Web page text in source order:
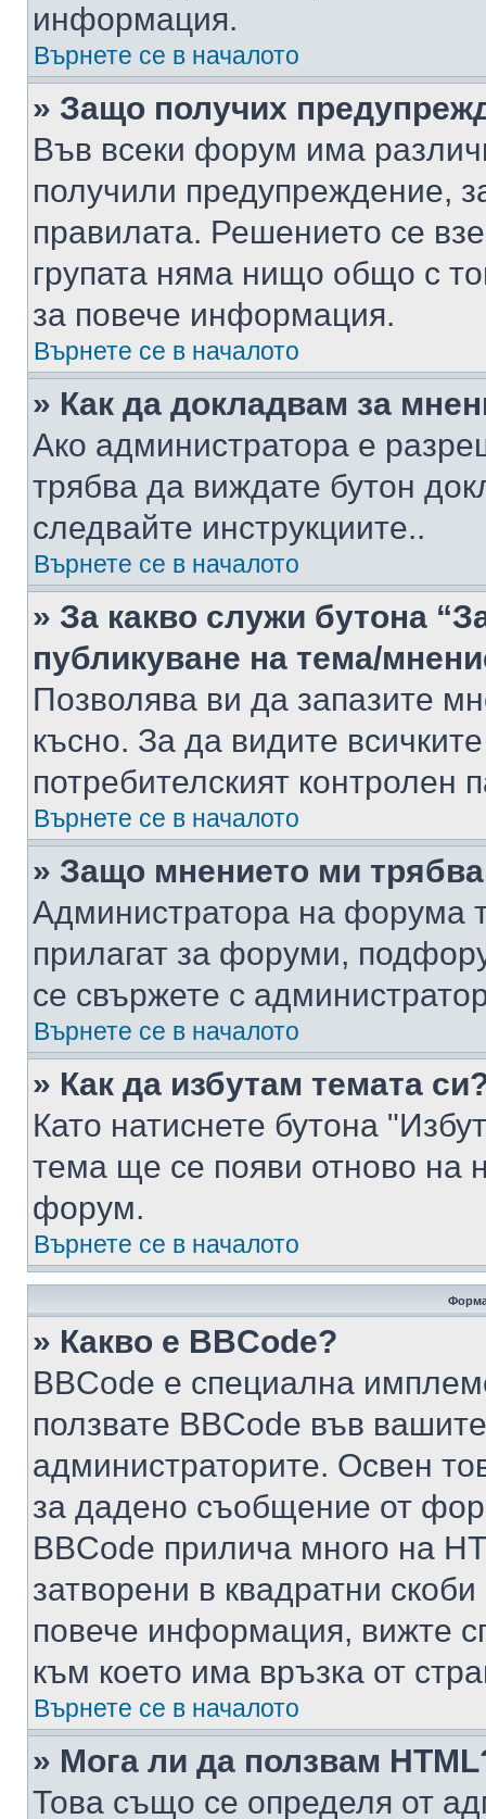
информация.
Върнете се в началото
» Защо получих
Във всеки форум има
получили предупреждение,
правилата. Решението се
групата няма нищо общо с
за повече информация.
Върнете се в началото
» Как да докладвам за
Ако администратора е
трябва да виждате бутон
следвайте инструкциите..
Върнете се в началото
» За какво служи бутона
публикуване на тема/
Позволява ви да запазите
късно. За да видите
потребителският контролен
Върнете се в началото
» Защо мнението ми
Администратора на форума
прилагат за форуми,
се свържете с
Върнете се в началото
» Как да избутам темата
Като натиснете бутона
тема ще се появи отново на
форум.
Върнете се в началото
» Какво е BBCode?
BBCode е специална
ползвате BBCode във
администраторите. Освен
за дадено съобщение от
BBCode прилича много на
затворени в квадратни
повече информация, вижте
към което има връзка от
Върнете се в началото
» Мога ли да ползвам
Това също се определя от